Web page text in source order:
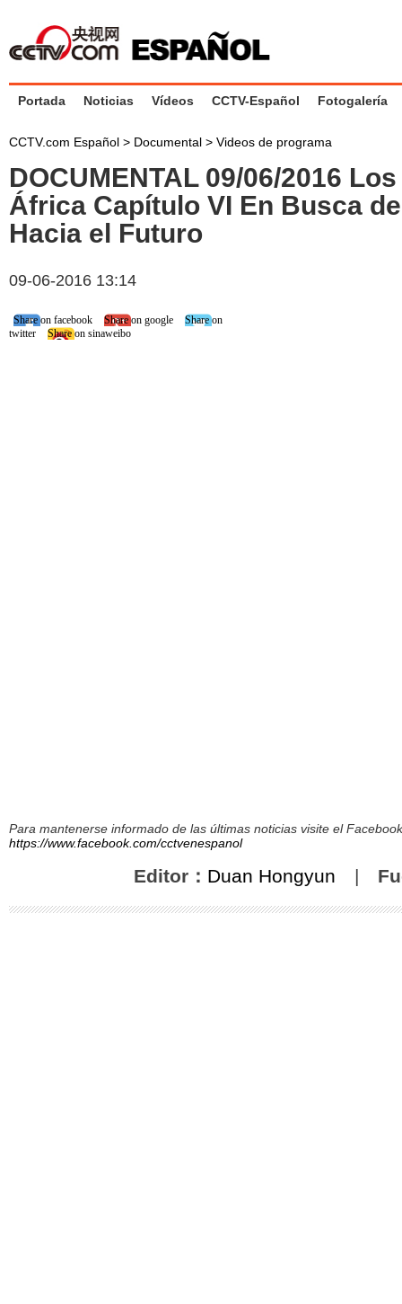
Portada Noticias Vídeos CCTV-Español Fotogalería
CCTV.com Español > Documental > Videos de programa
DOCUMENTAL 09/06/2016
África Capítulo VI En Busca
Hacia el Futuro
09-06-2016 13:14
Share on facebook Share on google
Share on
twitter
Share on sinaweibo
Para mantenerse informado de las últimas noticias visite el
https://www.facebook.com/cctvenespanol
Editor： Duan Hongyun |